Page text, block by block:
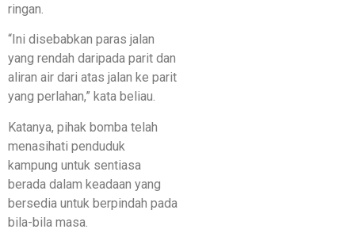
ringan.
“Ini disebabkan paras jalan
yang rendah daripada parit dan
aliran air dari atas jalan ke parit
yang perlahan,” kata beliau.
Katanya, pihak bomba telah
menasihati penduduk
kampung untuk sentiasa
berada dalam keadaan yang
bersedia untuk berpindah pada
bila-bila masa.